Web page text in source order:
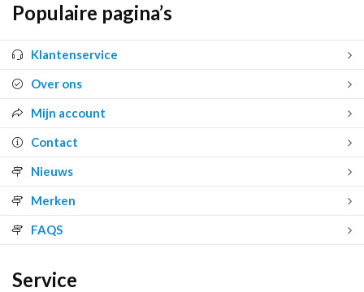
Populaire pagina’s
Klantenservice
Over ons
Mijn account
Contact
Nieuws
Merken
FAQS
Service